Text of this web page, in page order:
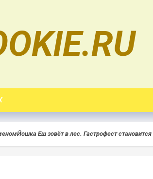
Йошка Еш зовёт в лес. Гастрофест